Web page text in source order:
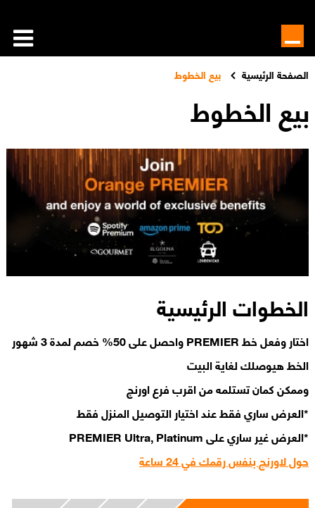
الصفحة الرئيسية بيع الخطوط
بيع الخطوط
الخطوات الرئيسية
اختار وفعل خط PREMIER واحصل على 50% خصم لمدة 3 شهور
الخط هيوصلك لغاية البيت
وممكن كمان تستلمه من اقرب فرع اورنچ
*العرض ساري فقط عند اختيار التوصيل المنزل فقط
*العرض غير ساري على PREMIER Ultra, Platinum
حول لاورنچ بنفس رقمك في 24 ساعة